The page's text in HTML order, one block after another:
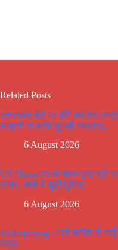
Related Posts
उत्तराखंड दौरे पर होंगे कांग्रेस
हल्द्वानी से करेंगे चुनावी शंखनाद..
6 August 2026
US Nagar:घर के महज कुछ दूरी
फरार, जांच में जुटी पुलिस
6 August 2026
Rudraprayag : भारी बारिश से
वाहन..